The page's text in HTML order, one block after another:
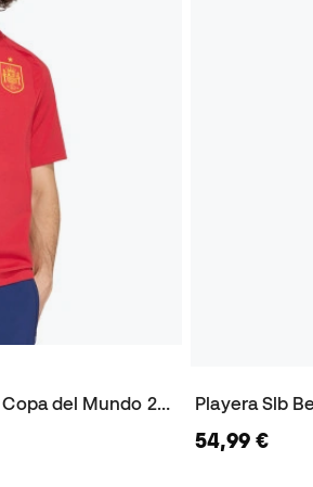
Playera Spain Vis-Tech Fanswear Copa del Mundo 2026
Playera Slb
54,99 €